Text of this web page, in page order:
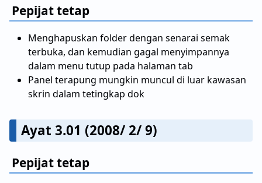
Pepijat tetap
Menghapuskan folder dengan senarai semak
terbuka, dan kemudian gagal menyimpannya
dalam menu tutup pada halaman tab
Panel terapung mungkin muncul di luar kawasan
skrin dalam tetingkap dok
Ayat 3.01 (2008/ 2/ 9)
Pepijat tetap